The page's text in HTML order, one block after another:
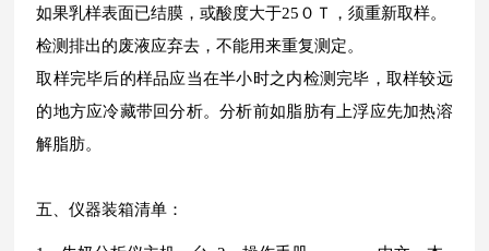
如果乳样表面已结膜，或酸度大于25０Ｔ，须重新取样。
检测排出的废液应弃去，不能用来重复测定。
取样完毕后的样品应当在半小时之内检测完毕，取样较远
的地方应冷藏带回分析。分析前如脂肪有上浮应先加热溶
解脂肪。
五、仪器装箱清单：